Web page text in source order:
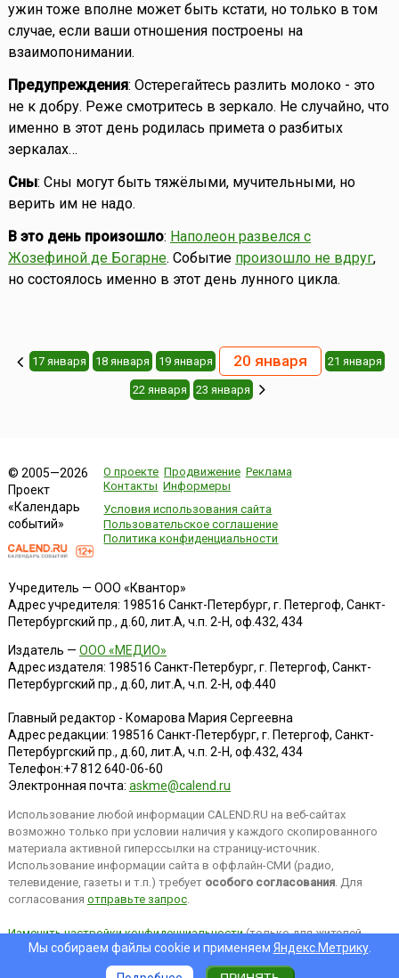
ужин тоже вполне может быть кстати, но только в том
случае, если ваши отношения построены на
взаимопонимании.
Предупреждения: Остерегайтесь разлить молоко - это
не к добру. Реже смотритесь в зеркало. Не случайно, что
именно в этот день родилась примета о разбитых
зеркалах…
Сны: Сны могут быть тяжёлыми, мучительными, но
верить им не надо.
В это день произошло: Наполеон развелся с
Жозефиной де Богарне. Событие произошло не вдруг,
но состоялось именно в этот день лунного цикла.
17 января 18 января 19 января 20 января 21 января
22 января 23 января
© 2005—2026
Проект
«Календарь
событий»
О проекте Продвижение Реклама
Контакты Информеры
Условия использования сайта
Пользовательское соглашение
Политика конфиденциальности
Учредитель — ООО «Квантор»
Адрес учредителя: 198516 Санкт-Петербург, г. Петергоф, Санкт-
Петербургский пр., д.60, лит.А, ч.п. 2-Н, оф.432, 434
Издатель — ООО «МЕДИО»
Адрес издателя: 198516 Санкт-Петербург, г. Петергоф, Санкт-
Петербургский пр., д.60, лит.А, ч.п. 2-Н, оф.440
Главный редактор - Комарова Мария Сергеевна
Адрес редакции: 198516 Санкт-Петербург, г. Петергоф, Санкт-
Петербургский пр., д.60, лит.А, ч.п. 2-Н, оф.432, 434
Телефон:+7 812 640-06-60
Электронная почта: askme@calend.ru
Использование любой информации CALEND.RU на веб-сайтах
возможно только при условии наличия у каждого скопированного
материала активной гиперссылки на страницу-источник.
Использование информации сайта в оффлайн-СМИ (радио,
телевидение, газеты и т.п.) требует особого согласования. Для
согласования отправьте запрос.
Изменить настройки конфиденциальности(только для жителей
EEA).Мы собираем файлы cookie и применяем Яндекс.Метрику.